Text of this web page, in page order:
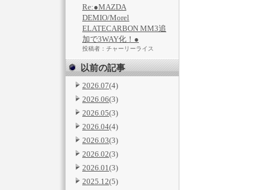
Re:●MAZDA
DEMIO/Morel
ELATECARBON MM3追
加で3WAY化！●
投稿者：チャーリーライス
以前の記事
2026.07(4)
2026.06(3)
2026.05(3)
2026.04(4)
2026.03(3)
2026.02(3)
2026.01(3)
2025.12(5)